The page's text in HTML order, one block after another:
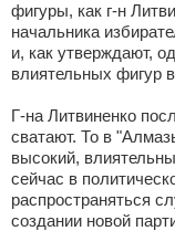
фигуры, как г-н
начальника
и, как утверждают,
влиятельных фигур
Г-на Литвиненко
сватают. То в
высокий,
сейчас в
распространяться
создании новой